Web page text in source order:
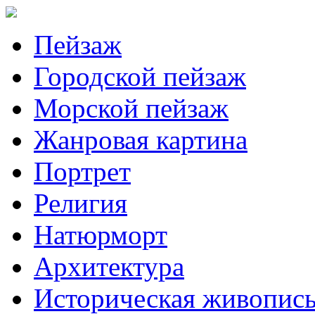
Пейзаж
Городской пейзаж
Морской пейзаж
Жанровая картина
Портрет
Религия
Натюрморт
Архитектура
Историческая